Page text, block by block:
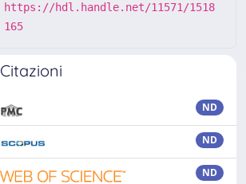
https://hdl.handle.net/11571/1518
165
Citazioni
ND
ND
ND